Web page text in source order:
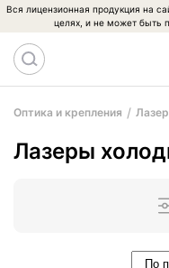
Вся лицензионная продукция на
целях, и не может быть
Оптика и крепления
Лазеры